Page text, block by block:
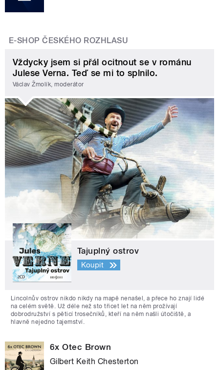
E-SHOP ČESKÉHO ROZHLASU
Vždycky jsem si přál ocitnout se v románu
Julese Verna. Teď se mi to splnilo.
Václav Žmolík, moderátor
Tajuplný ostrov
Koupit
Lincolnův ostrov nikdo nikdy na mapě nenašel, a přece ho znají lidé
na celém světě. Už déle než sto třicet let na něm prožívají
dobrodružství s pěticí trosečníků, kteří na něm našli útočiště, a
hlavně nejedno tajemství.
6x Otec Brown
Gilbert Keith Chesterton